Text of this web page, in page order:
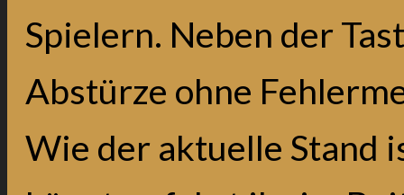
Spielern. Neben der
Abstürze ohne
Wie der aktuelle Stand